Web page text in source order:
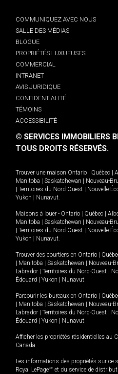
COMMUNIQUEZ AVEC NOUS
SALLE DES MÉDIAS
BLOGUE
PROPRIÉTÉS LUXUEUSES
COMMERCIAL
INTRANET
AVIS JURIDIQUE
CONFIDENTIALITÉ
TÉMOINS
ACCESSIBILITÉ
© SERVICES IMMOBILIERS
TOUS DROITS RÉSERVÉS.
Trouver une maison Ontario Québec
Manitoba
Saskatchewan Nouveau-
Territoires du Nord-Ouest Nouvelle-
Yukon
Nunavut.
Maisons à louer - Ontario Québec
Manitoba
Saskatchewan Nouveau-
Territoires du Nord-Ouest Nouvelle-
Yukon
Nunavut.
Trouver des courtiers en Ontario
Manitoba Saskatchewan Nouveau-
Labrador
Territoires du Nord-Ouest
Édouard
Yukon Nunavut
Parcourir les bureaux en Ontario
Manitoba Saskatchewan Nouveau-
Labrador
Territoires du Nord-Ouest
Édouard
Yukon Nunavut
Afficher les propriétés résidentielles au
Canada
Les informations des propriétés sur ce
Royal LePageMD et du service de